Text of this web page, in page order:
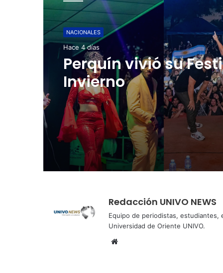
NACIONALES
Hace 4 días
Perquín vivió su
Invierno
NACIONALES
Hace 5 días
Cinco planes
para aprovechar la
semana agostina
Redacción UNIVO NEWS
Equipo de periodistas, estudiantes,
Universidad de Oriente UNIVO.
Sitio